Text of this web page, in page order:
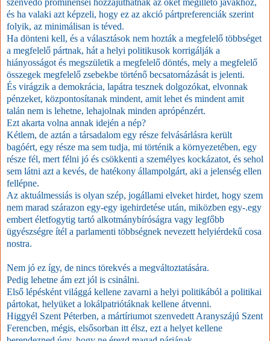
szenvedő prominensei hozzájuthatnak az őket megillető javakhoz,
és ha valaki azt képzeli, hogy ez az akció pártpreferenciák szerint
folyik, az minimálisan is téved.
Ha dönteni kell, és a választások nem hozták a megfelelő többséget
a megfelelő pártnak, hát a helyi politikusok korrigálják a
hiányosságot és megszületik a megfelelő döntés, mely a megfelelő
összegek megfelelő zsebekbe történő becsatornázását is jelenti.
És virágzik a demokrácia, lapátra tesznek dolgozókat, elvonnak
pénzeket, központosítanak mindent, amit lehet és mindent amit
talán nem is lehetne, lehajolnak minden aprópénzért.
Ezt akarta volna annak idején a nép?
Kétlem, de aztán a társadalom egy része felvásárlásra került
bagóért, egy része ma sem tudja, mi történik a környezetében, egy
része fél, mert félni jó és csökkenti a személyes kockázatot, és sehol
sem látni azt a kevés, de hatékony állampolgárt, aki a jelenség ellen
fellépne.
Az aktuálmessiás is olyan szép, jogállami elveket hirdet, hogy szem
nem marad szárazon egy-egy igehirdetése után, miközben egy-.egy
embert életfogytig tartó alkotmánybíróságra vagy legfőbb
ügyészségre ítél a parlamenti többségnek nevezett helyiérdekű cosa
nostra.
Nem jó ez így, de nincs törekvés a megváltoztatására.
Pedig lehetne ám ezt jól is csinálni.
Első lépésként világgá kellene zavarni a helyi politikából a politikai
pártokat, helyüket a lokálpatriótáknak kellene átvenni.
Higgyél Szent Péterben, a mártíriumot szenvedett Aranyszájú Szent
Ferencben, mégis, elsősorban itt élsz, ezt a helyet kellene